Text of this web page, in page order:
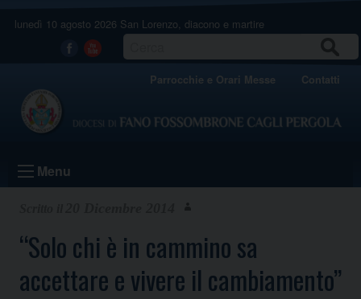
lunedì 10 agosto 2026 San Lorenzo, diacono e martire
Facebook
Youtube
Parrocchie e Orari Messe Contatti
Menu
“Solo chi è in cammino sa
accettare e vivere il cambiamento”